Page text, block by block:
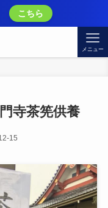
こちら
メニュー
寺茶筅供養
15